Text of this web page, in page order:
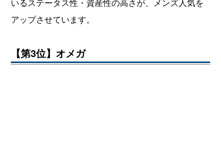
アップさせています。
【第3位】オメガ